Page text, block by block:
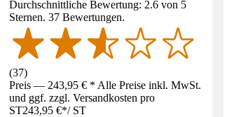
Durchschnittliche Bewertung: 2.6 von 5
Sternen. 37 Bewertungen.
(37)
Preis — 243,95 € * Alle Preise inkl. MwSt.
und ggf. zzgl. Versandkosten pro
ST243,95 €*/ ST